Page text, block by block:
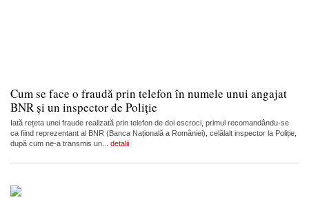
Cum se face o fraudă prin telefon în numele unui angajat
BNR și un inspector de Poliție
Iată rețeta unei fraude realizată prin telefon de doi escroci, primul recomandându-se
ca fiind reprezentant al BNR (Banca Națională a României), celălalt inspector la Poliție,
după cum ne-a transmis un... detalii